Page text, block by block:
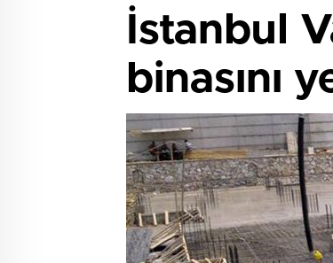
İstanbul
binasını